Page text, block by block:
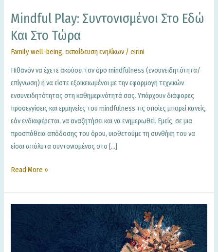
Mindful Play: Συντονισμένοι Στο Εδώ
Και Στο Τώρα
Family well-being,εκπαίδευση ενηλίκων/eirini
Πιθανόν να έχετε ακούσει τον όρο mindfulness (ενσυνειδητότητα/
επίγνωση) ή να είστε εξοικειωμένοι με την εφαρμογή τεχνικών
ενσυνειδητότητας στη καθημερινότητά σας. Υπάρχουν διάφορες
προσεγγίσεις και ερμηνείες του mindfulness τις οποίες μπορεί κανείς,
εάν ενδιαφέρεται, να αναζητήσει και να ενημερωθεί. Εμείς, σε μια
προσπάθεια απόδοσης του όρου, υιοθετούμε τη συνθήκη του να
είσαι απόλυτα συντονισμένος στο […]
Read More »
Μέρες
γιορτινές!
Έθιμα